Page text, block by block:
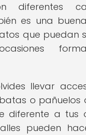
diferentes
es una
que puedan
llevar
o pañuelos
diferente a tus
pueden